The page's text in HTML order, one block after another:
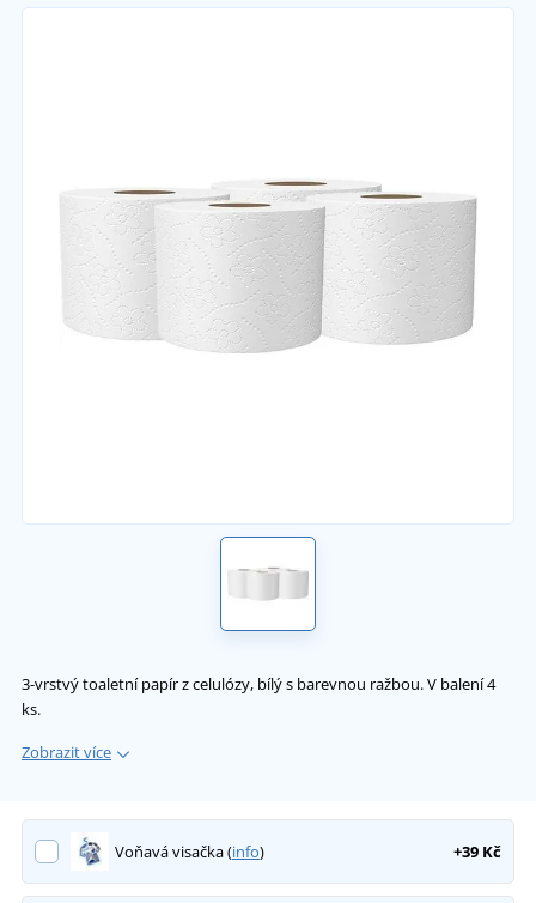
3-vrstvý toaletní papír z celulózy, bílý s barevnou ražbou. V balení 4
ks.
Zobrazit více
Voňavá visačka (info) +39 Kč